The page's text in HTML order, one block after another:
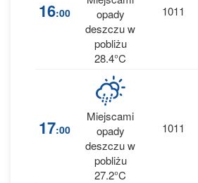
16:00
opady
deszczu w
pobliżu
28.4°C
1011
17:00
Miejscami
opady
deszczu w
pobliżu
27.2°C
1011